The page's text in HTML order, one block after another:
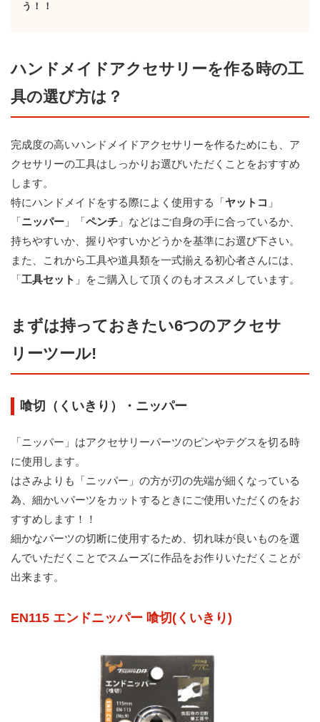
う！！
ハンドメイドアクセサリーを作る時の工
具の選び方は？
完成度の高いハンドメイドアクセサリーを作るためにも、ア
クセサリーの工具はしっかりお選びいただくことをおすすめ
します。
特にハンドメイドをする際によく使用する「ヤットコ 」
「ニッパー 」「ペンチ 」などはご自身の手に合っているか、
持ちやすいか、握りやすいかどうかを基準にお選び下さい。
また、これから工具や道具類を一式揃える初心者さんには、
「工具セット 」をご購入して頂くのもオススメしています。
まずは持っておきたい6つのアクセサ
リーツール!
喰切（くいきり）・ニッパー
「ニッパー」はアクセサリーパーツのピンやテグスを切る時
に使用します。
はさみよりも「ニッパー」の方が刃の先端が細くなっている
為、細かいパーツをカットするときにご使用いただくのをお
すすめします！！
細かなパーツの切断に使用するため、切れ味が良いものを選
んでいただくことでスムーズに作品をお作りいただくことが
出来ます。
EN115 エンドニッパー 喰切(くいきり)